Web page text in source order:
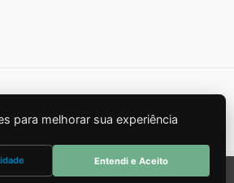
e Performance.
da versão mobile
para melhorar sua experiência
Entendi e Aceito